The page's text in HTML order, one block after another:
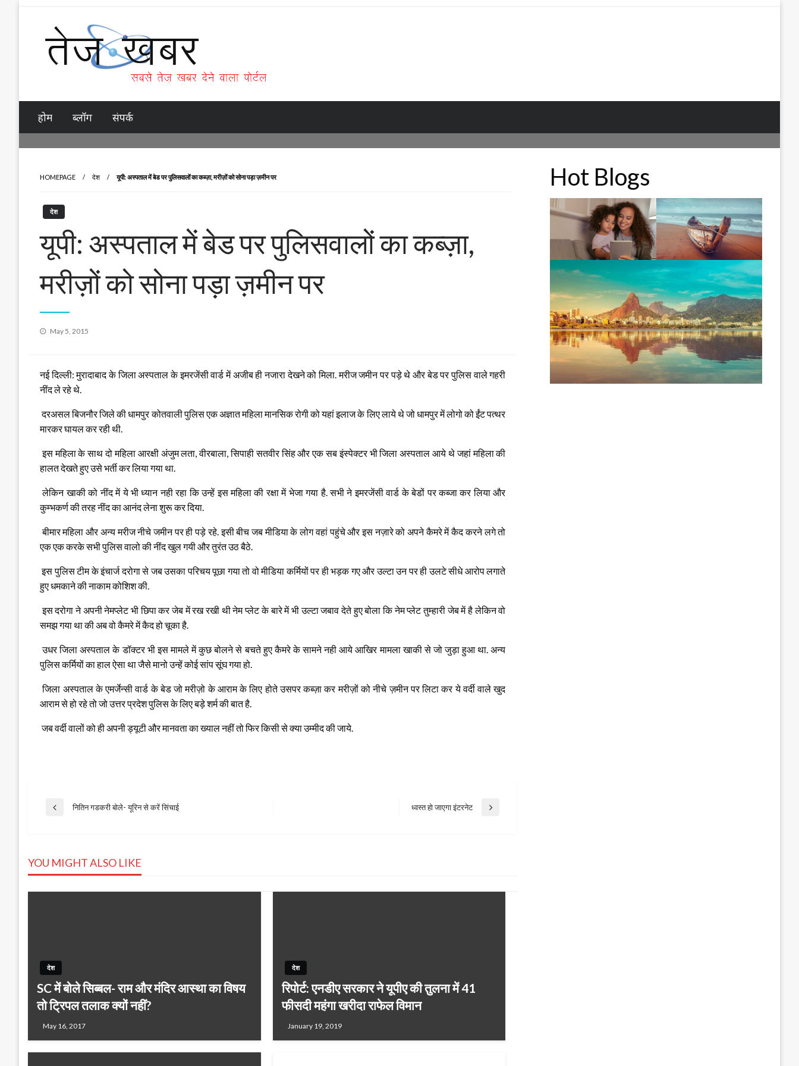
Tez Khabar
होम ब्लॉग संपर्क
HOMEPAGE देश यूपी: अस्पताल में बेड पर पुलिसवालों का कब्ज़ा, मरीज़ों को सोना पड़ा ज़मीन पर
देश
यूपी: अस्पताल में बेड पर पुलिसवालों का कब्ज़ा,
मरीज़ों को सोना पड़ा ज़मीन पर
Posted
May 5, 2015
नई दिल्ली: मुरादाबाद के जिला अस्पताल के इमरजेंसी वार्ड में अजीब ही नजारा देखने को मिला. मरीज जमीन पर पड़े थे और बेड पर पुलिस वाले गहरी
नींद ले रहे थे.
दरअसल बिजनौर जिले की धामपुर कोतवाली पुलिस एक अज्ञात महिला मानसिक रोगी को यहां इलाज के लिए लाये थे जो धामपुर में लोगो को ईंट पत्थर
मारकर घायल कर रही थी.
इस महिला के साथ दो महिला आरक्षी अंजुम लता, वीरबाला, सिपाही सतवीर सिंह और एक सब इंस्पेक्टर भी जिला अस्पताल आये थे जहां महिला की
हालत देखते हुए उसे भर्ती कर लिया गया था.
लेकिन खाकी को नींद में ये भी ध्यान नही रहा कि उन्हें इस महिला की रक्षा में भेजा गया है. सभी ने इमरजेंसी वार्ड के बेडों पर कब्जा कर लिया और
कुम्भकर्ण की तरह नींद का आनंद लेना शुरू कर दिया.
बीमार महिला और अन्य मरीज नीचे जमीन पर ही पड़े रहे. इसी बीच जब मीडिया के लोग वहां पहुंचे और इस नज़ारे को अपने कैमरे में कैद करने लगे तो
एक एक करके सभी पुलिस वालो की नींद खुल गयी और तुरंत उठ बैठे.
इस पुलिस टीम के इंचार्ज दरोगा से जब उसका परिचय पूछा गया तो वो मीडिया कर्मियों पर ही भड़क गए और उल्टा उन पर ही उलटे सीधे आरोप लगाते
हुए धमकाने की नाकाम कोशिश की.
इस दरोगा ने अपनी नेमप्लेट भी छिपा कर जेब में रख रखी थी नेम प्लेट के बारे में भी उल्टा जबाव देते हुए बोला कि नेम प्लेट तुम्हारी जेब में है लेकिन वो
समझ गया था की अब वो कैमरे में कैद हो चूका है.
उधर जिला अस्पताल के डॉक्टर भी इस मामले में कुछ बोलने से बचते हुए कैमरे के सामने नही आये आखिर मामला खाकी से जो जुड़ा हुआ था. अन्य
पुलिस कर्मियों का हाल ऐसा था जैसे मानो उन्हें कोई सांप सूंघ गया हो.
जिला अस्पताल के एमर्जेन्सी वार्ड के बेड जो मरीज़ो के आराम के लिए होते उसपर कब्ज़ा कर मरीज़ों को नीचे ज़मीन पर लिटा कर ये वर्दी वाले खुद
आराम से हो रहे तो जो उत्तर प्रदेश पुलिस के लिए बड़े शर्म की बात है.
जब वर्दी वालों को ही अपनी ड्यूटी और मानवता का ख्याल नहीं तो फिर किसी से क्या उम्मीद की जाये.
Post
Previous
नितिन गडकरी बोले- यूरिन से करें सिंचाई
Next
ध्वस्त हो जाएगा इंटरनेट
YOU MIGHT ALSO LIKE
देश
SC में बोले सिब्बल- राम और मंदिर आस्था का विषय
तो ट्रिपल तलाक क्यों नहीं?
May 16, 2017
देश
रिपोर्ट: एनडीए सरकार ने यूपीए की तुलना में 41
फीसदी महंगा खरीदा राफेल विमान
January 19, 2019
Hot Blogs